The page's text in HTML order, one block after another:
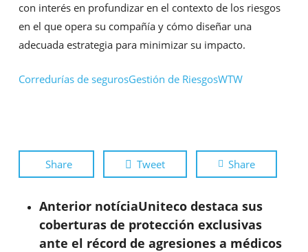
con interés en profundizar en el contexto de los riesgos
en el que opera su compañía y cómo diseñar una
adecuada estrategia para minimizar su impacto.
Corredurías de segurosGestión de RiesgosWTW
Share Tweet Share
Anterior notíciaUniteco destaca sus
coberturas de protección exclusivas
ante el récord de agresiones a médicos